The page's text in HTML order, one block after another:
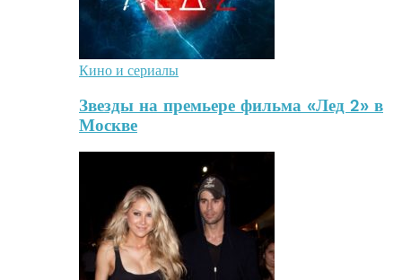
Кино и сериалы
Звезды на премьере фильма «Лед 2» в
Москве